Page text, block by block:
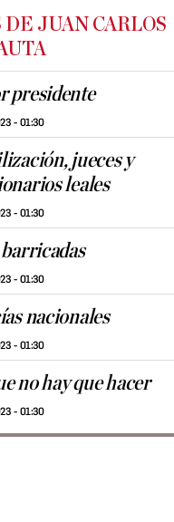
DE JUAN CARLOS
presidente
- 01:30
jueces y
leales
- 01:30
- 01:30
nacionales
- 01:30
no hay que hacer
- 01:30